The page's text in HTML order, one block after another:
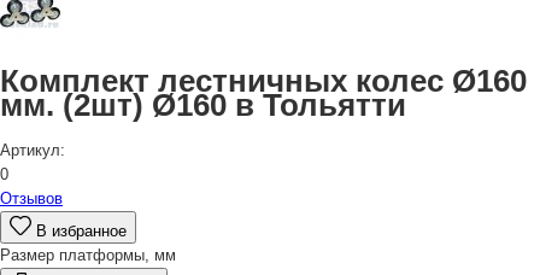
Комплект лестничных колес Ø160
мм. (2шт) Ø160 в Тольятти
Артикул:
0
Отзывов
В избранное
Размер платформы, мм